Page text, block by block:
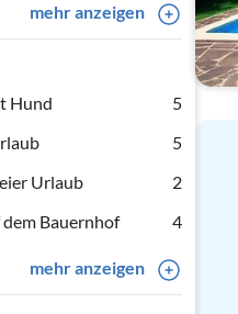
mehr anzeigen
Hund
5
5
Urlaub
2
dem Bauernhof
4
mehr anzeigen